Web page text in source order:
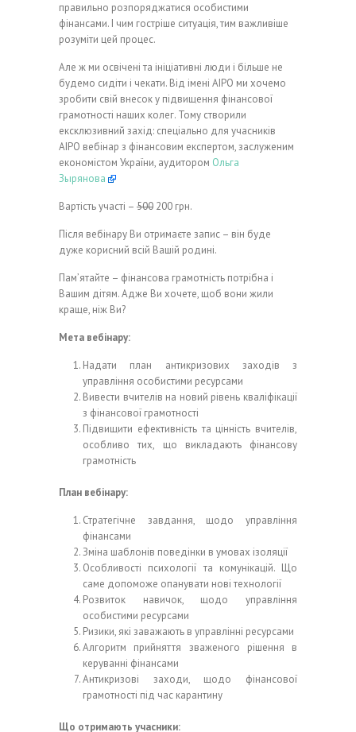
правильно розпоряджатися особистими
фінансами. І чим гостріше ситуація, тим важливіше
розуміти цей процес.
Але ж ми освічені та ініціативні люди і більше не
будемо сидіти і чекати. Від імені АІРО ми хочемо
зробити свій внесок у підвищення фінансової
грамотності наших колег. Тому створили
ексклюзивний захід: спеціально для учасників
АІРО вебінар з фінансовим експертом, заслуженим
економістом України, аудитором Ольга
Зырянова
Вартість участі – 500 200 грн.
Після вебінару Ви отримаєте запис – він буде
дуже корисний всій Вашій родині.
Пам’ятайте – фінансова грамотність потрібна і
Вашим дітям. Адже Ви хочете, щоб вони жили
краще, ніж Ви?
Мета вебінару:
Надати план антикризових заходів з
управління особистими ресурсами
Вивести вчителів на новий рівень кваліфікації
з фінансової грамотності
Підвищити ефективність та цінність вчителів,
особливо тих, що викладають фінансову
грамотність
План вебінару:
Стратегічне завдання, щодо управління
фінансами
Зміна шаблонів поведінки в умовах ізоляції
Особливості психології та комунікацій. Що
саме допоможе опанувати нові технології
Розвиток навичок, щодо управління
особистими ресурсами
Ризики, які заважають в управлінні ресурсами
Алгоритм прийняття зваженого рішення в
керуванні фінансами
Антикризові заходи, щодо фінансової
грамотності під час карантину
Що отримають учасники: